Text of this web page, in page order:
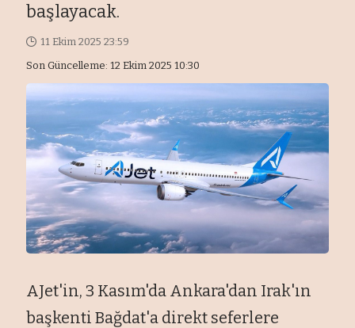
başlayacak.
Son Güncelleme: 12 Ekim 2025 10:30
11 Ekim 2025 23:59
AJet'in, 3 Kasım'da Ankara'dan Irak'ın
başkenti Bağdat'a direkt seferlere